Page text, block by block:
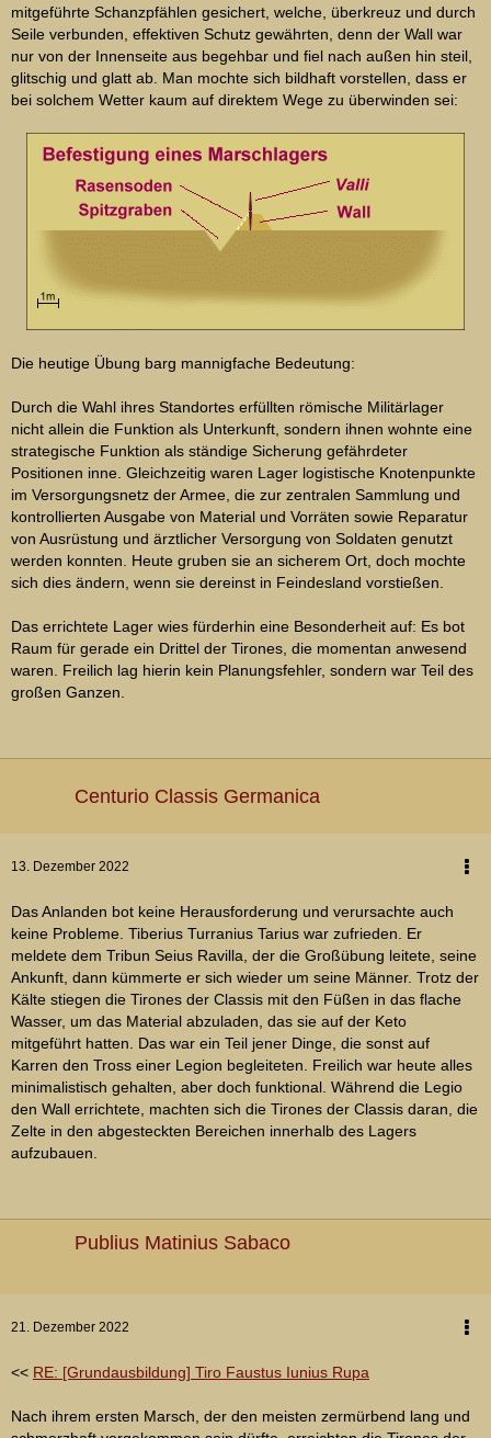
mitgeführte Schanzpfählen gesichert, welche, überkreuz und durch
Seile verbunden, effektiven Schutz gewährten, denn der Wall war
nur von der Innenseite aus begehbar und fiel nach außen hin steil,
glitschig und glatt ab. Man mochte sich bildhaft vorstellen, dass er
bei solchem Wetter kaum auf direktem Wege zu überwinden sei:
Die heutige Übung barg mannigfache Bedeutung:
Durch die Wahl ihres Standortes erfüllten römische Militärlager
nicht allein die Funktion als Unterkunft, sondern ihnen wohnte eine
strategische Funktion als ständige Sicherung gefährdeter
Positionen inne. Gleichzeitig waren Lager logistische Knotenpunkte
im Versorgungsnetz der Armee, die zur zentralen Sammlung und
kontrollierten Ausgabe von Material und Vorräten sowie Reparatur
von Ausrüstung und ärztlicher Versorgung von Soldaten genutzt
werden konnten. Heute gruben sie an sicherem Ort, doch mochte
sich dies ändern, wenn sie dereinst in Feindesland vorstießen.
Das errichtete Lager wies fürderhin eine Besonderheit auf: Es bot
Raum für gerade ein Drittel der Tirones, die momentan anwesend
waren. Freilich lag hierin kein Planungsfehler, sondern war Teil des
großen Ganzen.
Centurio Classis Germanica
13. Dezember 2022
Das Anlanden bot keine Herausforderung und verursachte auch
keine Probleme. Tiberius Turranius Tarius war zufrieden. Er
meldete dem Tribun Seius Ravilla, der die Großübung leitete, seine
Ankunft, dann kümmerte er sich wieder um seine Männer. Trotz der
Kälte stiegen die Tirones der Classis mit den Füßen in das flache
Wasser, um das Material abzuladen, das sie auf der Keto
mitgeführt hatten. Das war ein Teil jener Dinge, die sonst auf
Karren den Tross einer Legion begleiteten. Freilich war heute alles
minimalistisch gehalten, aber doch funktional. Während die Legio
den Wall errichtete, machten sich die Tirones der Classis daran, die
Zelte in den abgesteckten Bereichen innerhalb des Lagers
aufzubauen.
Publius Matinius Sabaco
21. Dezember 2022
<< RE: [Grundausbildung] Tiro Faustus Iunius Rupa
Nach ihrem ersten Marsch, der den meisten zermürbend lang und